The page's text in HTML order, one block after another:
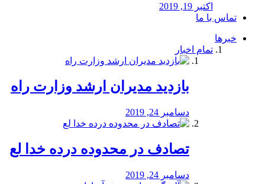
اکتبر 19, 2019
تماس با ما
خبرها
تمام اخبار
بازدید مدیران ارشد وزارت راه
دسامبر 24, 2019
تصادف در محدوده درده خدا لع
دسامبر 24, 2019